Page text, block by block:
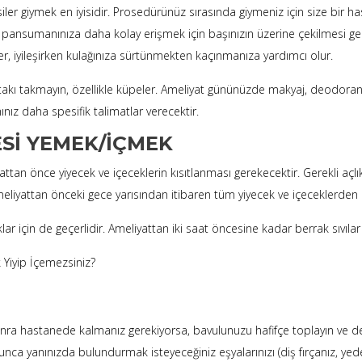
giymek en iyisidir. Prosedürünüz sırasında giymeniz için size bir
daha kolay erişmek için başınızın üzerine çekilmesi
iyileşirken kulağınıza sürtünmekten kaçınmanıza yardımcı olur.
takmayın, özellikle küpeler. Ameliyat gününüzde makyaj,
daha spesifik talimatlar verecektir.
YEMEK/İÇMEK
önce yiyecek ve içeceklerin kısıtlanması gerekecektir. Gerekli
önceki gece yarısından itibaren tüm yiyecek ve
için de geçerlidir. Ameliyattan iki saat öncesine kadar berrak
İçemezsiniz?
hastanede kalmanız gerekiyorsa, bavulunuzu hafifçe toplayın ve
yanınızda bulundurmak isteyeceğiniz eşyalarınızı (diş fırçanız,